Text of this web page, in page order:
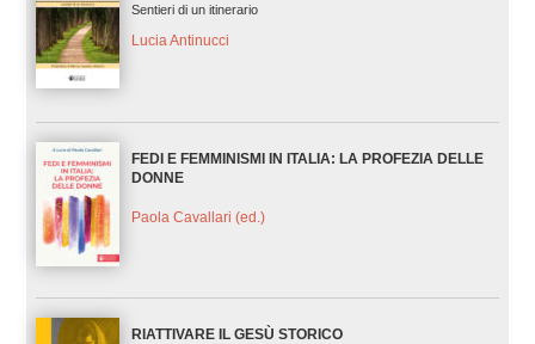
Sentieri di un itinerario
Lucia Antinucci
FEDI E FEMMINISMI IN ITALIA: LA PROFEZIA DELLE
DONNE
Paola Cavallari (ed.)
RIATTIVARE IL GESÙ STORICO